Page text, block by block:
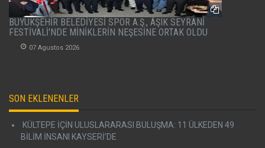
BÜYÜKŞEHİR BELEDİYESİ SPOR A.Ş., ÂŞIK SEYRANİ
FESTİVALİ'NDE MİNİKLERİN NEŞESİNE ORTAK OLDU
07 Agustos 2026
SON EKLENENLER
KÜLTEPE İÇİN ULUSLARARASI BULUŞMA: 11 ÜLKEDEN 49
BİLİM İNSANI KAYSERİ’DE